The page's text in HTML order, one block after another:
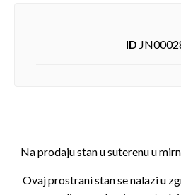
ID
Na prodaju stan u suterenu u
Ovaj prostrani stan se nalazi u